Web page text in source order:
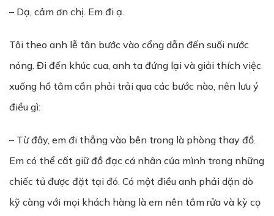
– Dạ, cảm ơn chị. Em đi ạ.
Tôi theo anh lễ tân bước vào cổng dẫn đến suối nước
nóng. Đi đến khúc cua, anh ta đứng lại và giải thích việc
xuống hồ tắm cần phải trải qua các bước nào, nên lưu ý
điều gì:
– Từ đây, em đi thẳng vào bên trong là phòng thay đồ.
Em có thể cất giữ đồ đạc cá nhân của mình trong những
chiếc tủ được đặt tại đó. Có một điều anh phải dặn dò
kỹ càng với mọi khách hàng là em nên tắm rửa và kỳ cọ